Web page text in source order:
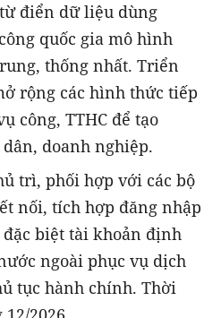
điển dữ liệu dùng
quốc gia mô hình
thống nhất. Triển
rộng các hình thức tiếp
công, TTHC để tạo
doanh nghiệp.
trì, phối hợp với các bộ
nối, tích hợp đăng nhập
biệt tài khoản định
ngoài phục vụ dịch
tục hành chính. Thời